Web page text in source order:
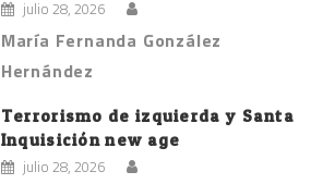
julio 28, 2026
María Fernanda González
Hernández
Terrorismo de izquierda y Santa
Inquisición new age
julio 28, 2026